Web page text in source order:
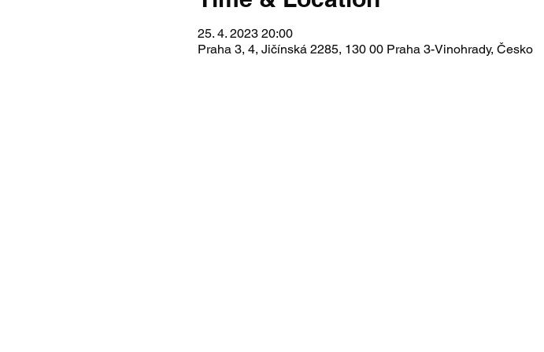
25. 4. 2023 20:00
Praha 3, 4, Jičínská 2285, 130 00 Praha 3-Vinohrady, Česko